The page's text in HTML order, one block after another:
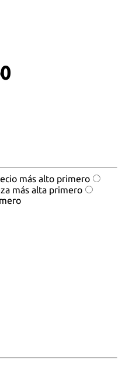
más alto primero
más alta primero